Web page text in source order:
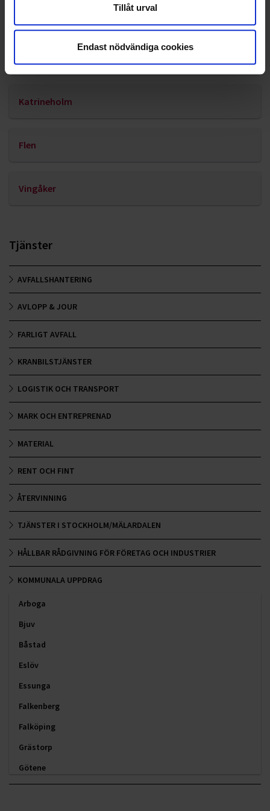
Tillåt urval
Endast nödvändiga cookies
Katrineholm
Flen
Vingåker
Tjänster
AVFALLSHANTERING
AVLOPP & JOUR
FARLIGT AVFALL
KRANBILSTJÄNSTER
LOGISTIK OCH TRANSPORT
MARK OCH ENTREPRENAD
MATERIAL
RENT OCH FINT
ÅTERVINNING
TJÄNSTER I STOCKHOLM/MÄLARDALEN
HÅLLBAR RÅDGIVNING FÖR FÖRETAG OCH INDUSTRIER
KOMMUNALA UPPDRAG
Arboga
Bjuv
Båstad
Eslöv
Essunga
Falkenberg
Falköping
Grästorp
Götene
Hallstahammar